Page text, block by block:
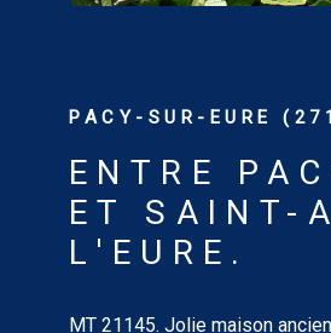
PACY-SUR-EURE
ENTRE
ET SAINT-
L'EURE.
MT 21145. Jolie maison